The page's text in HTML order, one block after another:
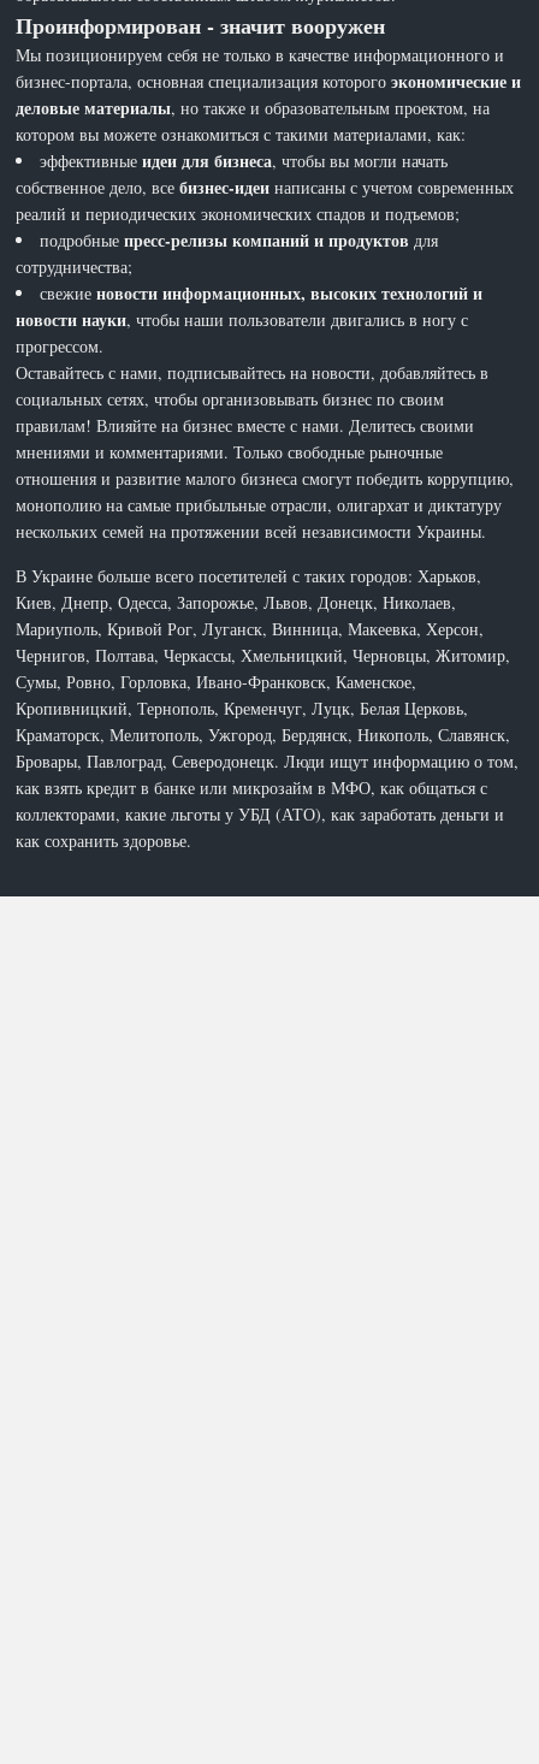
Проинформирован - значит вооружен
Мы позиционируем себя не только в качестве информационного и
бизнес-портала, основная специализация которогоэкономические и
деловые материалы, но также и образовательным проектом, на
котором вы можете ознакомиться с такими материалами, как:
эффективныеидеи для бизнеса, чтобы вы могли начать
собственное дело, всебизнес-идеи написаны с учетом современных
реалий и периодических экономических спадов и подъемов;
подробныепресс-релизы компаний и продуктов для
сотрудничества;
свежиеновости информационных, высоких технологий и
новости науки, чтобы наши пользователи двигались в ногу с
прогрессом.
Оставайтесь с нами, подписывайтесь на новости, добавляйтесь в
социальных сетях, чтобы организовывать бизнес по своим
правилам! Влияйте на бизнес вместе с нами. Делитесь своими
мнениями и комментариями. Только свободные рыночные
отношения и развитие малого бизнеса смогут победить коррупцию,
монополию на самые прибыльные отрасли, олигархат и диктатуру
нескольких семей на протяжении всей независимости Украины.
В Украине больше всего посетителей с таких городов: Харьков,
Киев, Днепр, Одесса, Запорожье, Львов, Донецк, Николаев,
Мариуполь, Кривой Рог, Луганск, Винница, Макеевка, Херсон,
Чернигов, Полтава, Черкассы, Хмельницкий, Черновцы, Житомир,
Сумы, Ровно, Горловка, Ивано-Франковск, Каменское,
Кропивницкий, Тернополь, Кременчуг, Луцк, Белая Церковь,
Краматорск, Мелитополь, Ужгород, Бердянск, Никополь, Славянск,
Бровары, Павлоград, Северодонецк. Люди ищут информацию о том,
как взять кредит в банке или микрозайм в МФО, как общаться с
коллекторами, какие льготы у УБД (АТО), как заработать деньги и
как сохранить здоровье.